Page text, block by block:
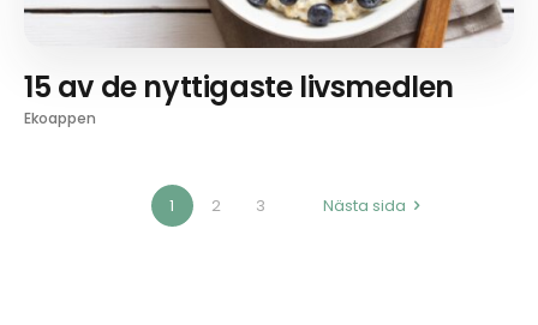
15 av de nyttigaste livsmedlen
Ekoappen
1 2 3 Nästa sida